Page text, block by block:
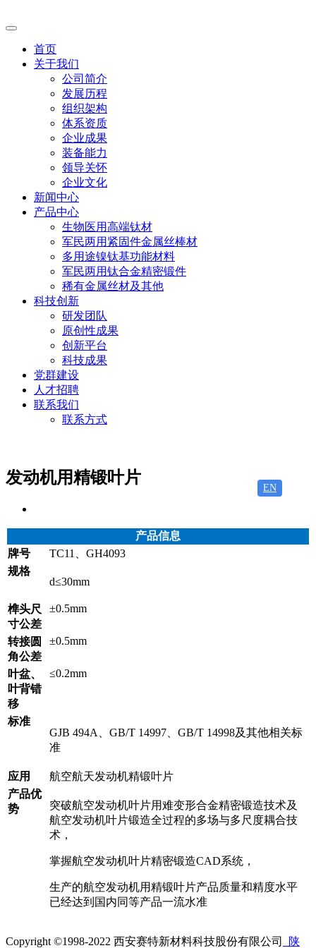
EN
首页
关于我们
公司简介
发展历程
组织架构
体系资质
企业成果
装备能力
领导关怀
企业文化
新闻中心
产品中心
生物医用高端钛材
军民两用紧固件金属丝棒材
多用途镍钛基功能材料
军民两用钛合金精密锻件
稀有金属丝材及其他
科技创新
研发团队
原创性成果
创新平台
科技成果
党群建设
人才招聘
联系我们
联系方式
发动机用精锻叶片
产品信息
牌号
TC11、GH4093
规格
d≤30mm
榫头尺
寸公差
±0.5mm
转接圆
角公差
±0.5mm
叶盆、
叶背错
移
≤0.2mm
标准
GJB 494A、GB/T 14997、GB/T 14998及其他相关标
准
应用
航空航天发动机精锻叶片
产品优
势
突破航空发动机叶片用难变形合金精密锻造技术及
航空发动机叶片锻造全过程的多场与多尺度耦合技
术，
掌握航空发动机叶片精密锻造CAD系统，
生产的航空发动机用精锻叶片产品质量和精度水平
已经达到国内同等产品一流水准
Copyright ©1998-2022 西安赛特新材料科技股份有限公司 陕